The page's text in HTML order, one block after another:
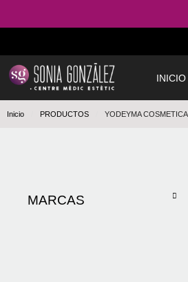
INICIO
Inicio PRODUCTOS YODEYMA COSMETICA
MARCAS